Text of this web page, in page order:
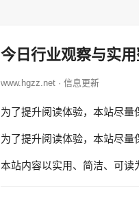
今日行业观察与实
www.hgzz.net · 信息更新
为了提升阅读体验，本站尽量
为了提升阅读体验，本站尽量
本站内容以实用、简洁、可读